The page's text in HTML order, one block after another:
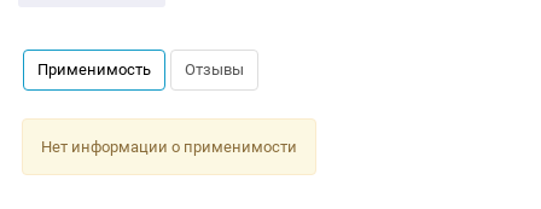
Применимость Отзывы
Нет информации о применимости